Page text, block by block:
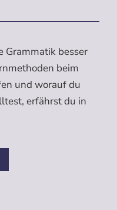
Grammatik besser
beim
und worauf du
erfährst du in